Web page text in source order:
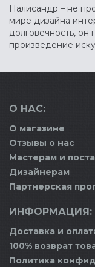
Палисандр – не
мире дизайна
долговечность,
произведение
О НАС:
О магазине
Отзывы о нас
Мастерам и
Дизайнерам
Партнерская
ИНФОРМАЦИЯ:
Доставка и
100% возврат
Политика